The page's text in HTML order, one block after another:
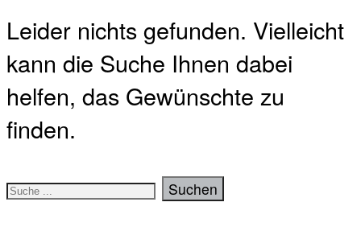
Leider nichts gefunden. Vielleicht
kann die Suche Ihnen dabei
helfen, das Gewünschte zu
finden.